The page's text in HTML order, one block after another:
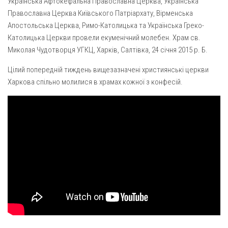
Архистратига Михаїла (м. Люботин)
Покрови Пресвятої Богородиці (с. Вільча)
Преображенська парафія (м. Лозова)
Золочів)
Парафія Різдва Пресвятої Богородиці м. Берестин
(Красноград)
Благовіщення Пресвятої Богородиці (с. Шевченки)
Газета Християнський голос
Надруковані числа
Молитви
Рух pro-life
Православна Церква Київського Патріархату, Вірменська
Апостольська Церква, Римо-Католицька та Українська Греко-
Католицька Церкви провели екуменічний молебен. Храм св.
Миколая Чудотворця УГКЦ, Харків, Салтівка, 24 січня 2015 р. Б.
Цілий попередній тиждень вищезазначені християнські церкви
Харкова спільно молилися в храмах кожної з конфесій.